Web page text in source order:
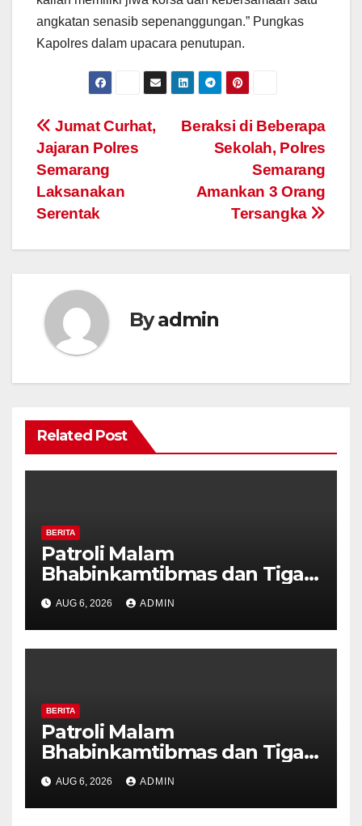
angkatan senasib sepenanggungan.” Pungkas
Kapolres dalam upacara penutupan.
Post
navigation
Beraksi di Beberapa
Sekolah, Polres
Semarang
Amankan 3 Orang
Tersangka
Jumat Curhat,
Jajaran Polres
Semarang
Laksanakan
Serentak
Byadmin
Related Post
BERITA
Patroli Malam
Bhabinkamtibmas dan Tiga
Pilar Kelurahan Ungaran
Perkuat Kamtibmas, Warga
Diajak Aktifkan Ronda
AUG 6, 2026 ADMIN
BERITA
Patroli Malam
Bhabinkamtibmas dan Tiga
Pilar Kelurahan Ungaran
Perkuat Kamtibmas, Warga
Diajak Aktifkan Ronda
AUG 6, 2026 ADMIN